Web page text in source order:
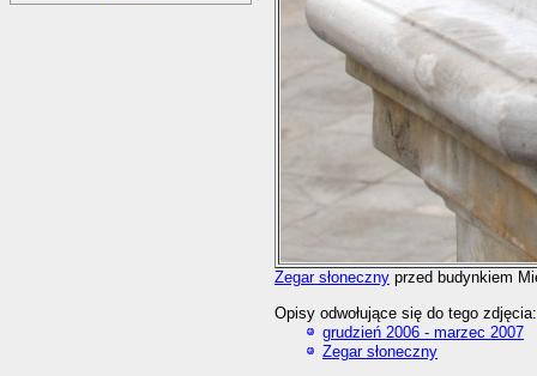
Zegar słonecznyprzed budynkiem
Opisy odwołujące się do tego zdjęcia:
grudzień 2006 - marzec 2007
Zegar słoneczny